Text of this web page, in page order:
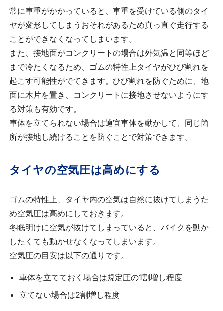
常に車重がかかっていると、車重を受けている側のタイ
ヤが変形してしまうおそれがあるため真っ直ぐ走行する
ことができなくなってしまいます。
また、接地面がコンクリートの場合は外気温と同等ほど
まで冷たくなるため、ゴムの特性上タイヤがひび割れを
起こす可能性がでてきます。ひび割れを防ぐために、地
面に木片を置き、コンクリートに接地させないようにす
る対策も有効です。
車体を立てられない場合は適宜車体を動かして、同じ箇
所が接地し続けることを防ぐことで対策できます。
タイヤの空気圧は高めにする
ゴムの特性上、タイヤ内の空気は自然に抜けてしまうた
め空気圧は高めにしておきます。
冬眠明けに空気が抜けてしまっていると、バイクを動か
したくても動かせなくなってしまいます。
空気圧の目安は以下の通りです。
車体を立てておく場合は規定圧の1割増し程度
立てない場合は2割増し程度